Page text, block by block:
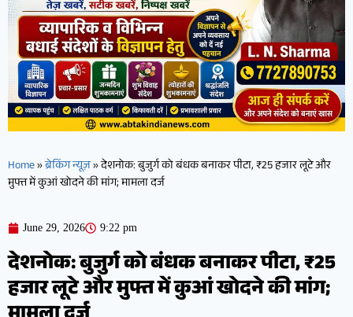
Home»ब्रेकिंग न्यूज़»देशनोक: बुजुर्ग को बंधक बनाकर पीटा, ₹25 हजार लूटे और
मुफ्त में कुआं खोदने की मांग; मामला दर्ज
June 29, 2026 9:22 pm
देशनोक: बुजुर्ग को बंधक बनाकर पीटा, ₹25
हजार लूटे और मुफ्त में कुआं खोदने की मांग;